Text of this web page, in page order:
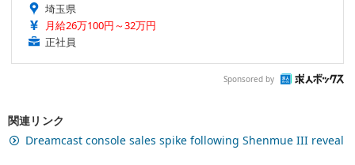
埼玉県
月給26万100円～32万円
正社員
Sponsored by
関連リンク
Dreamcast console sales spike following Shenmue III reveal